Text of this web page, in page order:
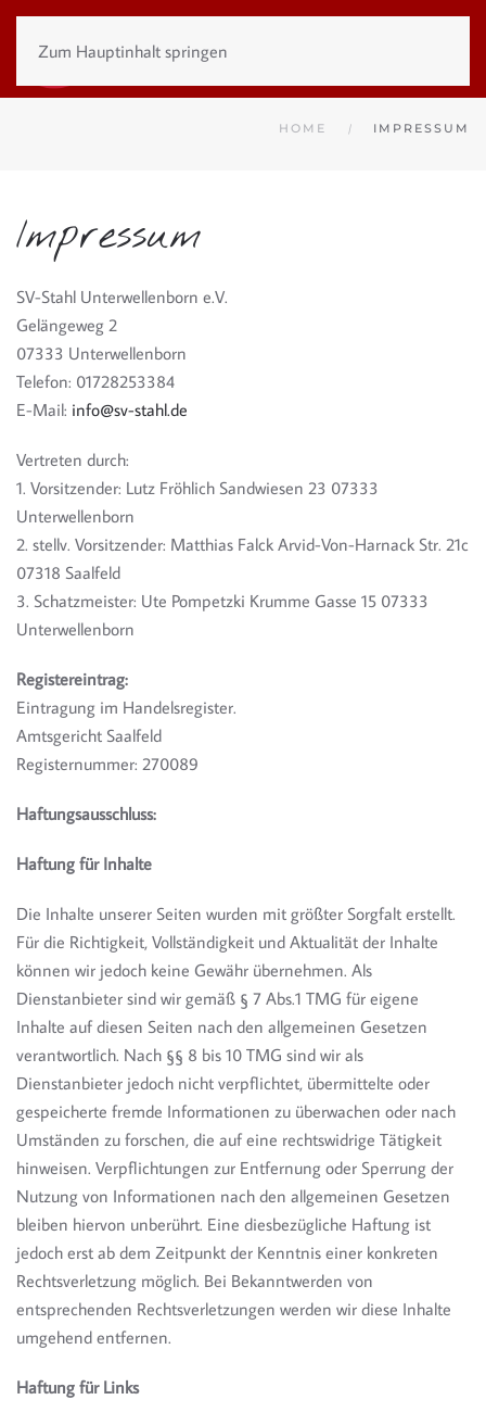
Zum Hauptinhalt springen
HOME IMPRESSUM
Impressum
SV-Stahl Unterwellenborn e.V.
Gelängeweg 2
07333 Unterwellenborn
Telefon: 01728253384
E-Mail: info@sv-stahl.de
Vertreten durch:
1. Vorsitzender: Lutz Fröhlich Sandwiesen 23 07333
Unterwellenborn
2. stellv. Vorsitzender: Matthias Falck Arvid-Von-Harnack Str. 21c
07318 Saalfeld
3. Schatzmeister: Ute Pompetzki Krumme Gasse 15 07333
Unterwellenborn
Registereintrag:
Eintragung im Handelsregister.
Amtsgericht Saalfeld
Registernummer: 270089
Haftungsausschluss:
Haftung für Inhalte
Die Inhalte unserer Seiten wurden mit größter Sorgfalt erstellt.
Für die Richtigkeit, Vollständigkeit und Aktualität der Inhalte
können wir jedoch keine Gewähr übernehmen. Als
Dienstanbieter sind wir gemäß § 7 Abs.1 TMG für eigene
Inhalte auf diesen Seiten nach den allgemeinen Gesetzen
verantwortlich. Nach §§ 8 bis 10 TMG sind wir als
Dienstanbieter jedoch nicht verpflichtet, übermittelte oder
gespeicherte fremde Informationen zu überwachen oder nach
Umständen zu forschen, die auf eine rechtswidrige Tätigkeit
hinweisen. Verpflichtungen zur Entfernung oder Sperrung der
Nutzung von Informationen nach den allgemeinen Gesetzen
bleiben hiervon unberührt. Eine diesbezügliche Haftung ist
jedoch erst ab dem Zeitpunkt der Kenntnis einer konkreten
Rechtsverletzung möglich. Bei Bekanntwerden von
entsprechenden Rechtsverletzungen werden wir diese Inhalte
umgehend entfernen.
Haftung für Links